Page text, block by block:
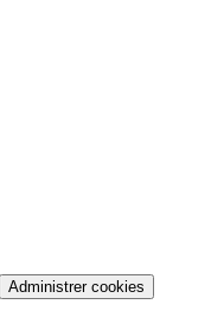
Administrer cookies